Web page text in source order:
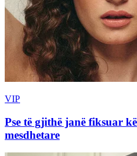
VIP
Pse të gjithë janë fiksuar
mesdhetare